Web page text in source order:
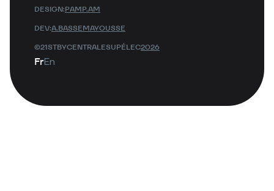
FrEn
©21STBYCENTRALESUPÉLEC2026
DESIGN:PAMP.AM
DEV:A.BASSEMAYOUSSE